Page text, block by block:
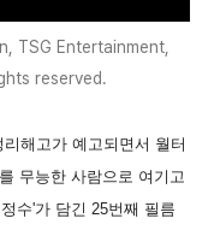
TSG Entertainment,
reserved.
해고가 예고되면서 월터
무능한 사람으로 여기고
수'가 담긴 25번째 필름